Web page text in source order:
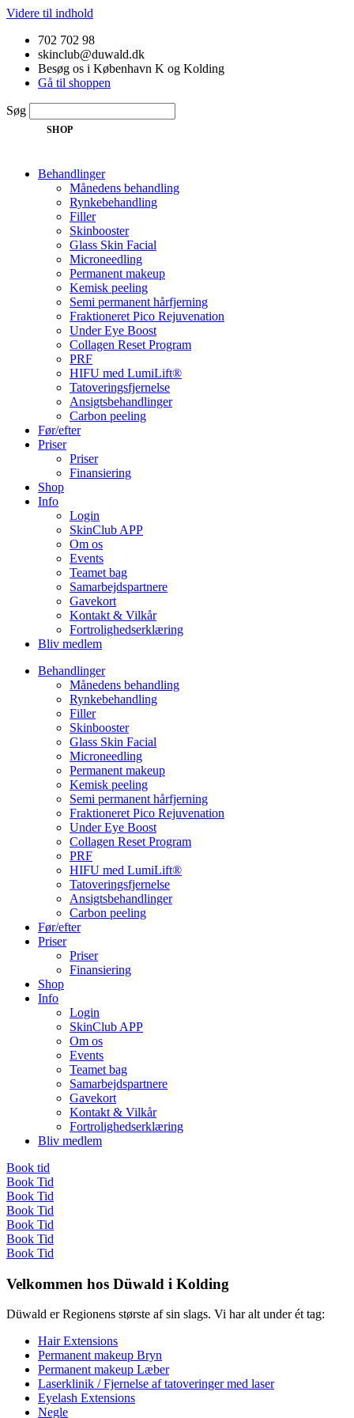
Videre til indhold
702 702 98
skinclub@duwald.dk
Besøg os i København K og Kolding
Gå til shoppen
Søg
SHOP
Behandlinger
Månedens behandling
Rynkebehandling
Filler
Skinbooster
Glass Skin Facial
Microneedling
Permanent makeup
Kemisk peeling
Semi permanent hårfjerning
Fraktioneret Pico Rejuvenation
Under Eye Boost
Collagen Reset Program
PRF
HIFU med LumiLift®
Tatoveringsfjernelse
Ansigtsbehandlinger
Carbon peeling
Før/efter
Priser
Priser
Finansiering
Shop
Info
Login
SkinClub APP
Om os
Events
Teamet bag
Samarbejdspartnere
Gavekort
Kontakt & Vilkår
Fortrolighedserklæring
Bliv medlem
Behandlinger
Månedens behandling
Rynkebehandling
Filler
Skinbooster
Glass Skin Facial
Microneedling
Permanent makeup
Kemisk peeling
Semi permanent hårfjerning
Fraktioneret Pico Rejuvenation
Under Eye Boost
Collagen Reset Program
PRF
HIFU med LumiLift®
Tatoveringsfjernelse
Ansigtsbehandlinger
Carbon peeling
Før/efter
Priser
Priser
Finansiering
Shop
Info
Login
SkinClub APP
Om os
Events
Teamet bag
Samarbejdspartnere
Gavekort
Kontakt & Vilkår
Fortrolighedserklæring
Bliv medlem
Book tid
Book Tid
Book Tid
Book Tid
Book Tid
Book Tid
Book Tid
Velkommen hos Düwald i Kolding
Düwald er Regionens største af sin slags. Vi har alt under ét tag:
Hair Extensions
Permanent makeup Bryn
Permanent makeup Læber
Laserklinik / Fjernelse af tatoveringer med laser
Eyelash Extensions
Negle